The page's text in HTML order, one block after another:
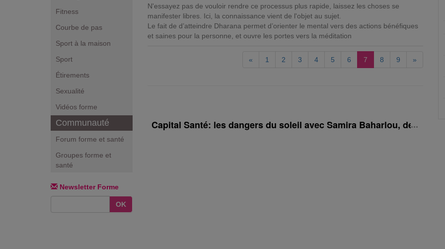
Fitness
Courbe de pas
Sport à la maison
Sport
Étirements
Sexualité
Vidéos forme
Communauté
Forum forme et santé
Groupes forme et
santé
Newsletter Forme
OK
N'essayez pas de vouloir rendre ce processus plus rapide, laissez les choses se
manifester libres. Ici, la connaissance vient de l'objet au sujet.
Le fait de d’atteindre Dharana permet d’orienter le mental vers des actions bénéfiques
et saines pour la personne, et ouvre les portes vers la méditation
« 1 2 3 4 5 6 7 8 9 »
Capital Santé: les dangers du soleil avec Samira Baharlou,